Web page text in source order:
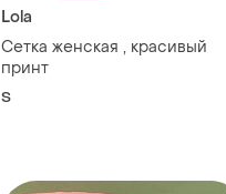
Lola
Сетка женская , красивый
принт
S